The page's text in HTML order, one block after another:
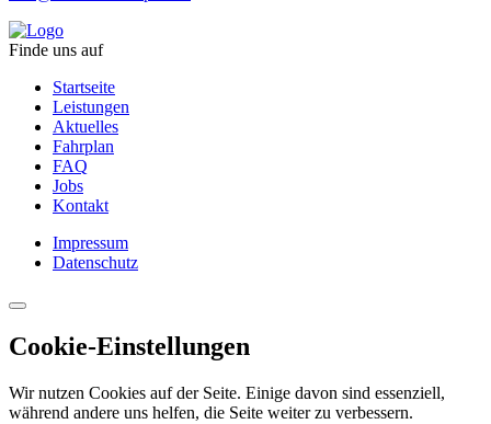
Finde uns auf
Startseite
Leistungen
Aktuelles
Fahrplan
FAQ
Jobs
Kontakt
Impressum
Datenschutz
Cookie-Einstellungen
Wir nutzen Cookies auf der Seite. Einige davon sind essenziell,
während andere uns helfen, die Seite weiter zu verbessern.